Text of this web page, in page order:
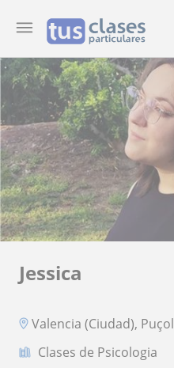
Jessica
Valencia (Ciudad), Puçol
Clases de Psicologia